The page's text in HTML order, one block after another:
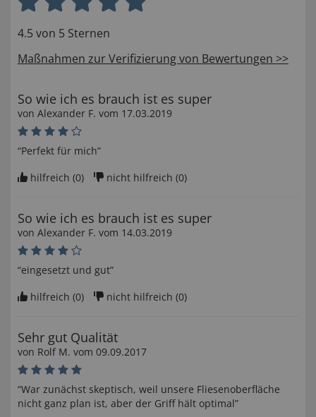
4.5 von 5 Sternen
Maßnahmen zur Verifizierung von Bewertungen >>
So wie ich es brauch ist es super
von Alexander F. vom 17.03.2019
“Perfekt für mich”
hilfreich (0) nicht hilfreich (0)
So wie ich es brauch ist es super
von Alexander F. vom 14.03.2019
“eingesetzt und gut”
hilfreich (0) nicht hilfreich (0)
Sehr gut Qualität
von Rolf M. vom 09.09.2017
“War zunächst skeptisch, weil unsere Fliesenoberfläche
nicht ganz plan ist, aber der Griff hält optimal”